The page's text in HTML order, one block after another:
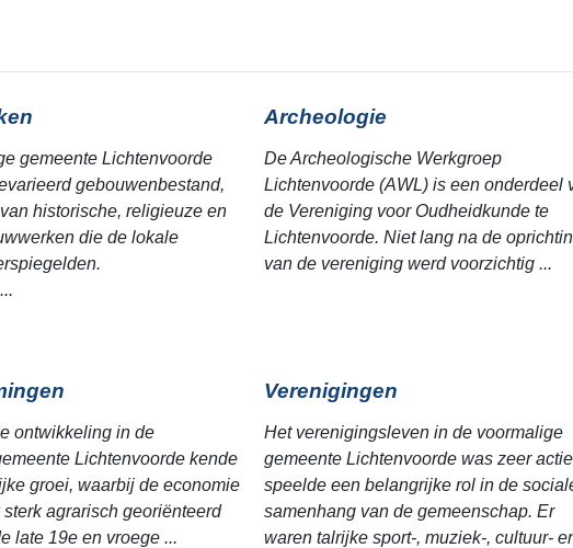
gemeente Lichtenvoorde
gebouwenbestand,
historische, religieuze en
die de lokale
Archeologie
De Archeologische Werkgroep
Lichtenvoorde (AWL) is een onderdeel
de Vereniging voor Oudheidkunde te
Lichtenvoorde. Niet lang na de
van de vereniging werd voorzichtig ...
ontwikkeling in de
Lichtenvoorde kende
groei, waarbij de economie
agrarisch georiënteerd
late 19e en vroege ...
Verenigingen
Het verenigingsleven in de voormalige
gemeente Lichtenvoorde was zeer
speelde een belangrijke rol in de
samenhang van de gemeenschap. Er
waren talrijke sport-, muziek-, cultuur-